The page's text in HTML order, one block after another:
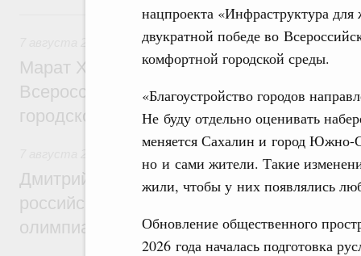
нацпроекта «Инфраструктура
двукратной победе во
комфортной городской среды.
«Благоустройство городов
Не буду отдельно оценивать
меняется Сахалин и город Южно-
но и сами жители. Такие
жили, чтобы у них появлялись
Обновление общественного
2026 года началась подготовка
Вчера
Экономика городов. Городская среда
Марат Хуснуллин провёл заседание
Всероссийского конкурса лучших
городской среды
Отрасль информационных технологий
Дмитрий Чернышенко и Сергей Кравцов
российскую сборную с победой на
олимпиаде по искусственному